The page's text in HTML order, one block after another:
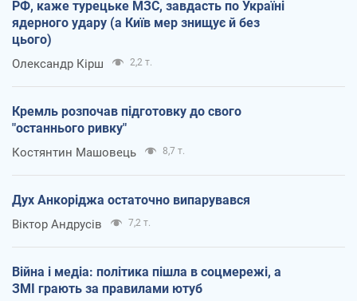
РФ, каже турецьке МЗС, завдасть по Україні
ядерного удару (а Київ мер знищує й без
цього)
Олександр Кірш 2,2 т.
Кремль розпочав підготовку до свого
"останнього ривку"
Костянтин Машовець 8,7 т.
Дух Анкоріджа остаточно випарувався
Віктор Андрусів 7,2 т.
Війна і медіа: політика пішла в соцмережі, а
ЗМІ грають за правилами ютуб